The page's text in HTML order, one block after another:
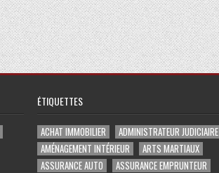
ÉTIQUETTES
ACHAT IMMOBILIER
ADMINISTRATEUR JUDICIAIRE
AMÉNAGEMENT INTÉRIEUR
ARTS MARTIAUX
ASSURANCE AUTO
ASSURANCE EMPRUNTEUR